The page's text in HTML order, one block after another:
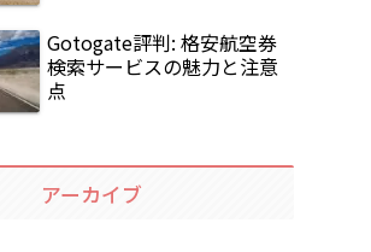
Gotogate評判: 格安航空券
検索サービスの魅力と注意
点
アーカイブ